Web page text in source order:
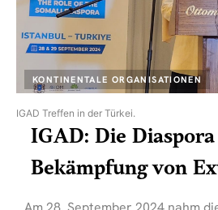
IGAD Treffen in der Türkei.
KONTINENTALE ORGANISATIONEN
IGAD: Die
Bekämpfung von